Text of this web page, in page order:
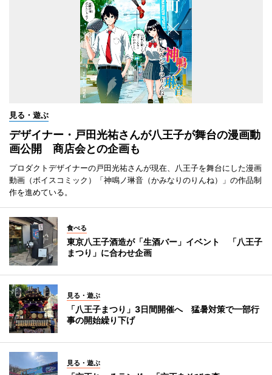
見る・遊ぶ
デザイナー・戸田光祐さんが八王子が舞台の漫画動
画公開 商店会との企画も
プロダクトデザイナーの戸田光祐さんが現在、八王子を舞台にした漫画
動画（ボイスコミック）「神鳴ノ琳音（かみなりのりんね）」の作品制
作を進めている。
食べる
東京八王子酒造が「生酒バー」イベント 「八王子
まつり」に合わせ企画
見る・遊ぶ
「八王子まつり」3日間開催へ 猛暑対策で一部行
事の開始繰り下げ
見る・遊ぶ